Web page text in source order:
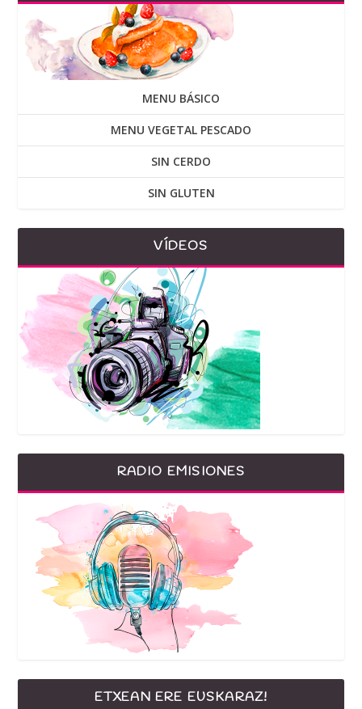
MENU BÁSICO
MENU VEGETAL PESCADO
SIN CERDO
SIN GLUTEN
VÍDEOS
RADIO EMISIONES
ETXEAN ERE EUSKARAZ!